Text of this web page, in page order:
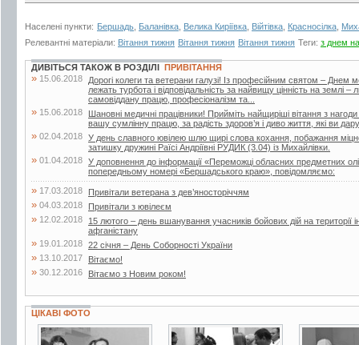
Населені пункти: Бершадь Баланівка Велика Киріївка Війтівка Красносілка
Релевантні матеріали: Вітання тижня Вітання тижня Вітання тижня Теги: з днем
ДИВІТЬСЯ ТАКОЖ В РОЗДІЛІ ПРИВІТАННЯ
» 15.06.2018
Дорогі колеги та ветерани галузі! Із професійним святом –
лежать турбота і відповідальність за найвищу цінність на землі
самовіддану працю, професіоналізм та...
» 15.06.2018
Шановні медичні працівники! Прийміть найщиріші вітання з
вашу сумлінну працю, за радість здоров’я і диво життя, які ви
» 02.04.2018 У день славного ювілею шлю щирі слова кохання, побажання
затишку дружині Раїсі Андріївні РУДИК (3.04) із Михайлівки.
» 01.04.2018 У доповнення до інформації «Переможці обласних предметних
попередньому номері «Бершадського краю», повідомляємо:
» 17.03.2018 Привітали ветерана з дев’яносторіччям
» 04.03.2018 Привітали з ювілеєм
» 12.02.2018
15 лютого – день вшанування учасників бойових дій на території
афганістану
» 19.01.2018 22 січня – День Соборності України
» 13.10.2017 Вітаємо!
» 30.12.2016 Вітаємо з Новим роком!
ЦІКАВІ ФОТО
4 фото 2 фото